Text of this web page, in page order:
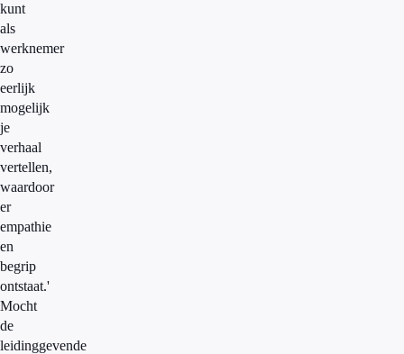
kunt
als
werknemer
zo
eerlijk
mogelijk
je
verhaal
vertellen,
waardoor
er
empathie
en
begrip
ontstaat.'
Mocht
de
leidinggevende